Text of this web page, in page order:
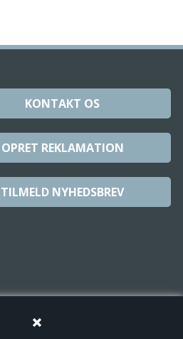
KONTAKT OS
OPRET REKLAMATION
TILMELD NYHEDSBREV